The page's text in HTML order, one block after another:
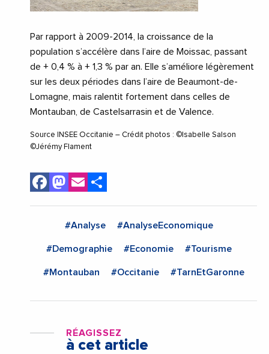
Par rapport à 2009-2014, la croissance de la
population s’accélère dans l’aire de Moissac, passant
de + 0,4 % à + 1,3 % par an. Elle s’améliore légèrement
sur les deux périodes dans l’aire de Beaumont-de-
Lomagne, mais ralentit fortement dans celles de
Montauban, de Castelsarrasin et de Valence.
Source INSEE Occitanie – Crédit photos : ©Isabelle Salson
©Jérémy Flament
Facebook
Mastodon
Email
#Analyse #AnalyseEconomique
#Demographie #Economie #Tourisme
#Montauban #Occitanie #TarnEtGaronne
RÉAGISSEZ
à cet article